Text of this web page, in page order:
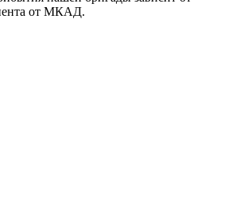
от МКАД.